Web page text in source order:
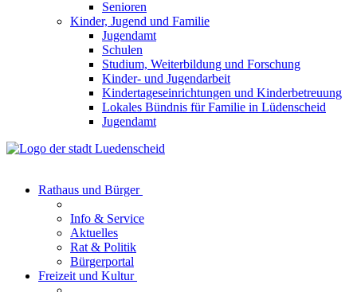
Senioren
Kinder, Jugend und Familie
Jugendamt
Schulen
Studium, Weiterbildung und Forschung
Kinder- und Jugendarbeit
Kindertageseinrichtungen und Kinderbetreuung
Lokales Bündnis für Familie in Lüdenscheid
Jugendamt
Rathaus und Bürger
Info & Service
Aktuelles
Rat & Politik
Bürgerportal
Freizeit und Kultur